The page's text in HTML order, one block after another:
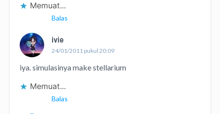
Memuat...
Balas
ivie
24/01/2011 pukul 20:09
iya. simulasinya make stellarium
Memuat...
Balas